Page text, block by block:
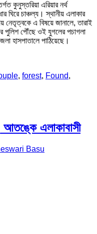
কুনুস্তরিয়া এরিয়ার নর্থ
ঘিরে চাঞ্চল্য। স্থানীয় এলাকার
এ বিষয়ে জানালে, তারাই
পুলিশ পৌঁছে ওই যুগলের পচাগলা
হাসপাতালে পাঠিয়েছে।
, forest, Found,
আতঙ্কে এলাকাবাসী
Basu